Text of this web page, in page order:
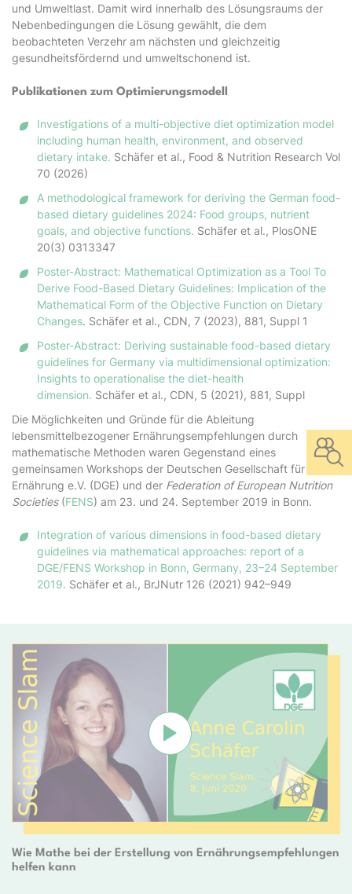
und Umweltlast. Damit wird innerhalb des Lösungsraums der
Nebenbedingungen die Lösung gewählt, die dem
beobachteten Verzehr am nächsten und gleichzeitig
gesundheitsfördernd und umweltschonend ist.
Publikationen zum Optimierungsmodell
Investigations of a multi-objective diet optimization model
including human health, environment, and observed
dietary intake. Schäfer et al., Food & Nutrition Research Vol
70 (2026)
A methodological framework for deriving the German food-
based dietary guidelines 2024: Food groups, nutrient
goals, and objective functions. Schäfer et al., PlosONE
20(3) 0313347
Poster-Abstract: Mathematical Optimization as a Tool To
Derive Food-Based Dietary Guidelines: Implication of the
Mathematical Form of the Objective Function on Dietary
Changes. Schäfer et al., CDN, 7 (2023), 881, Suppl 1
Poster-Abstract: Deriving sustainable food-based dietary
guidelines for Germany via multidimensional optimization:
Insights to operationalise the diet-health
dimension. Schäfer et al., CDN, 5 (2021), 881, Suppl
Die Möglichkeiten und Gründe für die Ableitung
lebensmittelbezogener Ernährungsempfehlungen durch
mathematische Methoden waren Gegenstand eines
gemeinsamen Workshops der Deutschen Gesellschaft für
Ernährung e.V. (DGE) und der Federation of European Nutrition
Societies (FENS) am 23. und 24. September 2019 in Bonn.
Integration of various dimensions in food-based dietary
guidelines via mathematical approaches: report of a
DGE/FENS Workshop in Bonn, Germany, 23–24 September
2019. Schäfer et al., BrJNutr 126 (2021) 942–949
Verbindung mit Youtube
Wie Mathe bei der Erstellung von Ernährungsempfehlungen
helfen kann